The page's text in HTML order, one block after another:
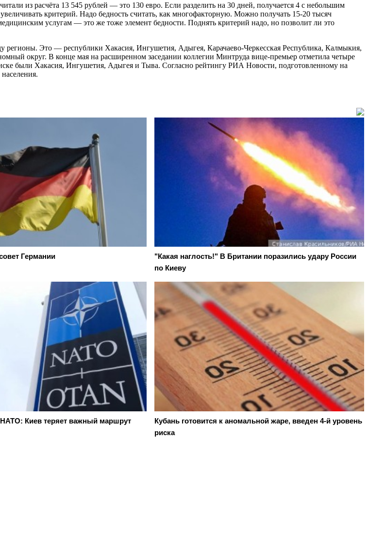
из расчёта 13 545 рублей — это 130 евро. Если разделить на 30 дней, получается 4 с небольшим
критерий. Надо бедность считать, как многофакторную. Можно получать 15-20 тысяч
услугам — это же тоже элемент бедности. Поднять критерий надо, но позволит ли это
регионы. Это — республики Хакасия, Ингушетия, Адыгея, Карачаево-Черкесская Республика, Калмыкия,
округ. В конце мая на расширенном заседании коллегии Минтруда вице-премьер отметила четыре
были Хакасия, Ингушетия, Адыгея и Тыва. Согласно рейтингу РИА Новости, подготовленному на
Германии
"Какая наглость!" В Британии поразились удару России
по Киеву
Киев теряет важный маршрут
Кубань готовится к аномальной жаре, введен 4-й уровень
риска